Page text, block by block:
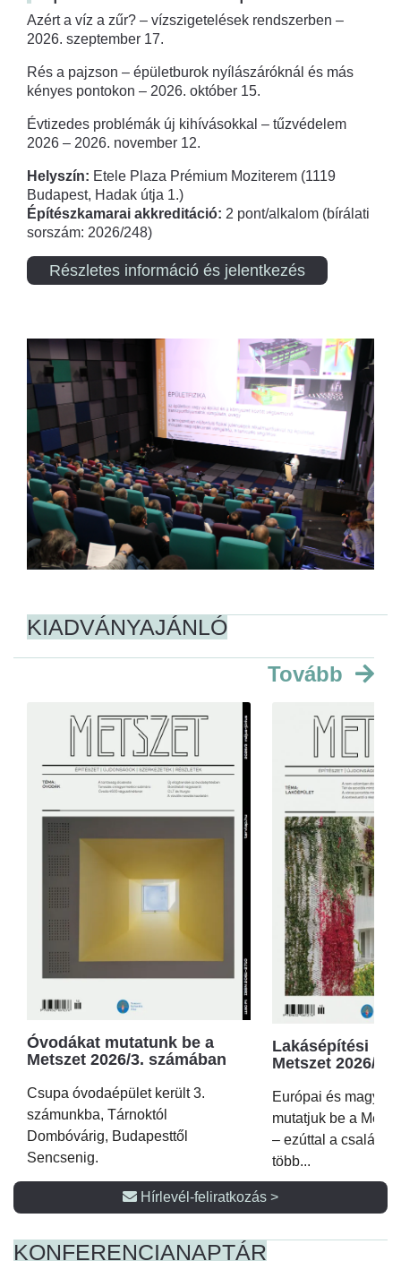
Azért a víz a zűr? – vízszigetelések rendszerben –
2026. szeptember 17.
Rés a pajzson – épületburok nyílászáróknál és más
kényes pontokon – 2026. október 15.
Évtizedes problémák új kihívásokkal – tűzvédelem
2026 – 2026. november 12.
Helyszín: Etele Plaza Prémium Moziterem (1119
Budapest, Hadak útja 1.)
Építészkamarai akkreditáció: 2 pont/alkalom (bírálati
sorszám: 2026/248)
Részletes információ és jelentkezés
KIADVÁNYAJÁNLÓ
Tovább
Óvodákat mutatunk be a
Metszet 2026/3. számában
Csupa óvodaépület került 3.
számunkba, Tárnoktól
Dombóvárig, Budapesttől
Sencsenig.
Lakásépítési
Metszet 2026/2.
Európai és magyar
mutatjuk be a
– ezúttal a családi
több...
Hírlevél-feliratkozás >
KONFERENCIANAPTÁR